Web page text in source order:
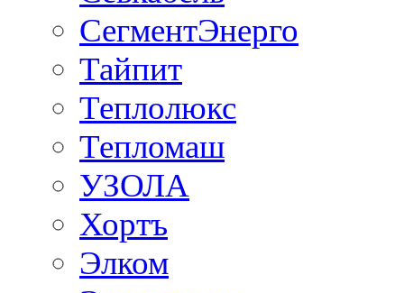
СегментЭнерго
Тайпит
Теплолюкс
Тепломаш
УЗОЛА
Хортъ
Элком